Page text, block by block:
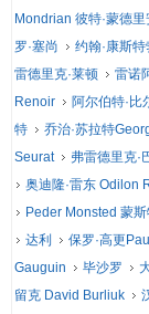
Mondrian 彼特·蒙德里
罗·塞尚
约翰·康斯特
雷德里克·莱顿
雷诺
Renoir
阿尔伯特·比
特
乔治·苏拉特
Seurat
弗雷德里克·
奥迪隆·雷东 Odilon
Peder Monsted 蒙
达利
保罗·高更Paul
Gauguin
毕沙罗
留克 David Burliuk